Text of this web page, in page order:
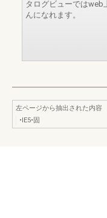
タログビューではweb
んになれます。
左ページから抽出された内容
•IE5•固